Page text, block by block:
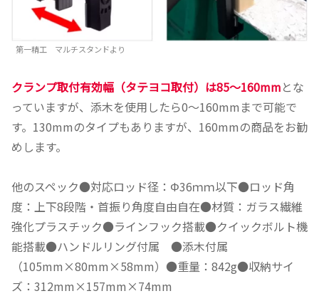
第一精工 マルチスタンドより
クランプ取付有効幅（タテヨコ取付）は85～160mmとな
っていますが、添木を使用したら0～160mmまで可能で
す。130mmのタイプもありますが、160mmの商品をお勧
めします。
他のスペック●対応ロッド径：Φ36ｍｍ以下●ロッド角
度：上下8段階・首振り角度自由自在●材質：ガラス繊維
強化プラスチック●ラインフック搭載●クイックボルト機
能搭載●ハンドルリング付属 ●添木付属
（105mm×80mm×58mm）●重量：842g●収納サイ
ズ：312mm×157mm×74mm